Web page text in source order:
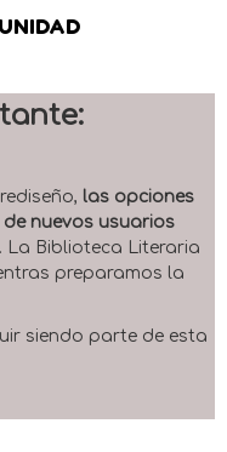
las opciones
nuevos usuarios
. La Biblioteca Literaria
preparamos la
siendo parte de esta